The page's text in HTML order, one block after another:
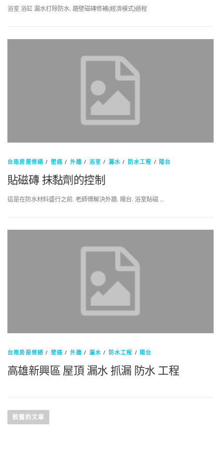
浴室 浴缸 漏水打除防水. 牆壁磁磚修補(經濟模式)過程
台南房屋修繕 / 壁癌 / 外牆 / 浴室 / 漏水 / 防水工程 / 陽台
貼磁磚 抹黏劑的控制
這是在防水材料盛行之前. 老師傅解決外牆. 陽台. 浴室貼磁 …
台南房屋修繕 / 壁癌 / 外牆 / 漏水 / 防水工程 / 陽台
高雄新興區 屋頂 漏水 抓漏 防水 工程
章
較舊的文章